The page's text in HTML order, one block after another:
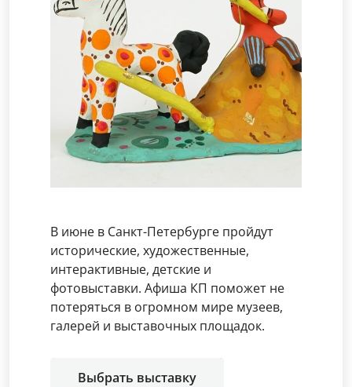
В июне в Санкт-Петербурге пройдут
исторические, художественные,
интерактивные, детские и
фотовыставки. Афиша КП поможет не
потеряться в огромном мире музеев,
галерей и выставочных площадок.
Выбрать выставку